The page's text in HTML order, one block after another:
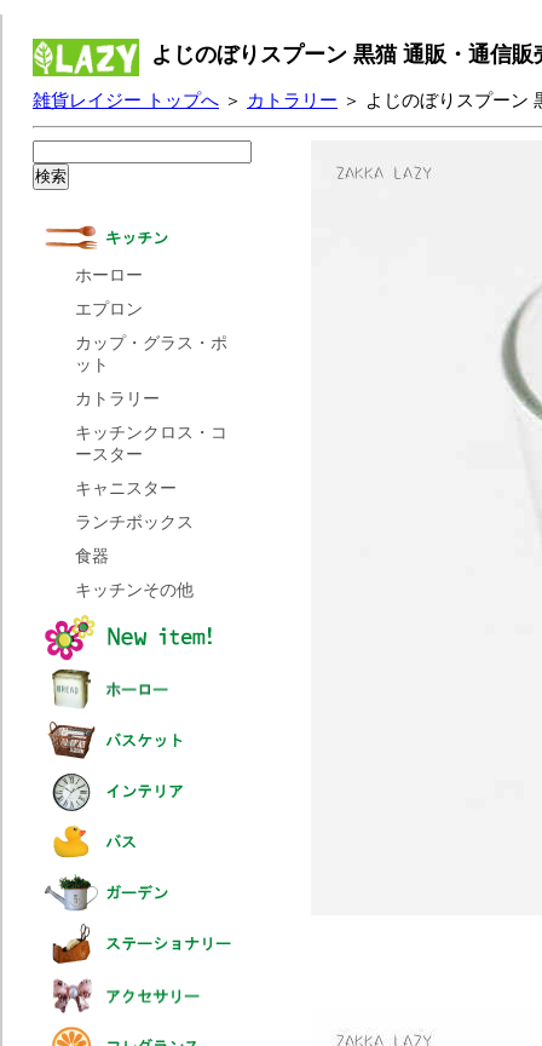
よじのぼりスプーン 黒猫 通販・通信販
雑貨レイジー トップへ ＞ カトラリー ＞ よじのぼりスプーン
ホーロー
エプロン
カップ・グラス・ポ
ット
カトラリー
キッチンクロス・コ
ースター
キャニスター
ランチボックス
食器
キッチンその他